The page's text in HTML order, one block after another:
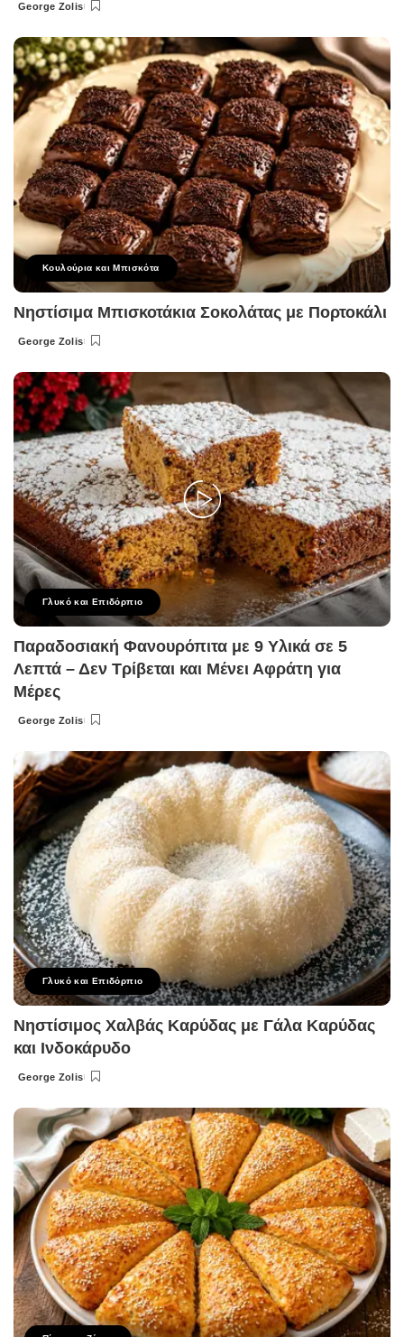
Posted
George Zolis
Κουλούρια και Μπισκότα
Νηστίσιμα Μπισκοτάκια Σοκολάτας με Πορτοκάλι
Posted
George Zolis
Γλυκό και Επιδόρπιο
Παραδοσιακή Φανουρόπιτα με 9 Υλικά σε 5
Λεπτά – Δεν Τρίβεται και Μένει Αφράτη για
Μέρες
Posted
George Zolis
Γλυκό και Επιδόρπιο
Νηστίσιμος Χαλβάς Καρύδας με Γάλα Καρύδας
και Ινδοκάρυδο
Posted
George Zolis